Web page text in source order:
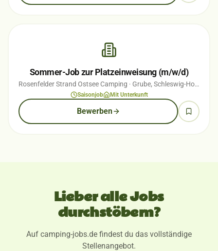
Sommer-Job zur Platzeinweisung (m/w/d)
Rosenfelder Strand Ostsee Camping · Grube, Schleswig-Holstein
Saisonjob Mit Unterkunft
Bewerben
Lieber alle Jobs
durchstöbern?
Auf camping-jobs.de findest du das vollständige
Stellenangebot.